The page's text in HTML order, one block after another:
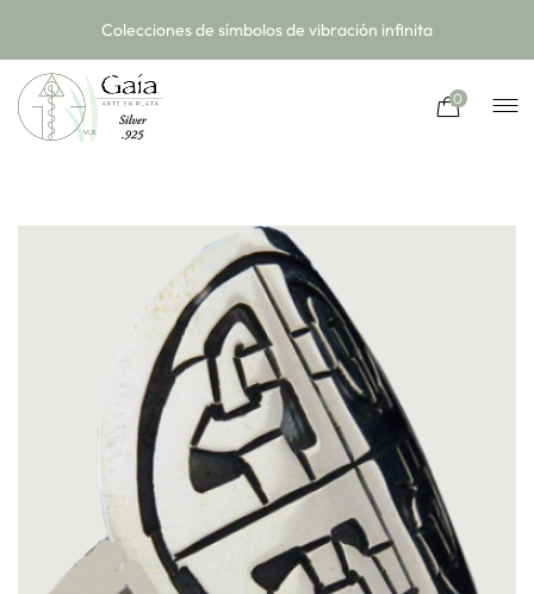
Colecciones de símbolos de vibración infinita
0